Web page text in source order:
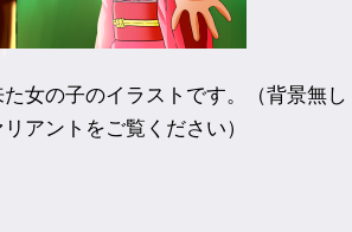
女の子のイラストです。（背景無し
アントをご覧ください）